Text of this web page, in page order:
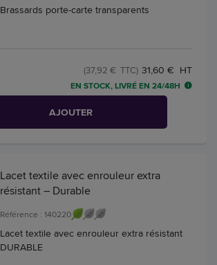
Brassards porte-carte transparents
31,60 € HT
(37,92 € TTC)
EN STOCK, LIVRÉ EN 24/48H
AJOUTER
Lacet textile avec enrouleur extra
résistant – Durable
Référence : 140220
Lacet textile avec enrouleur extra résistant
DURABLE